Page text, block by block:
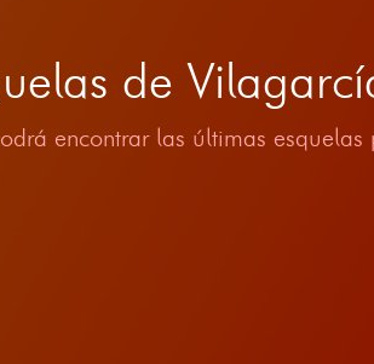
de
encontrar las últimas